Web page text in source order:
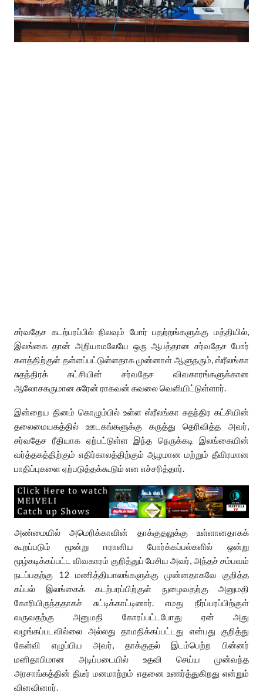
​சர்வதேச கடற்பரப்பில் நிலவும் போர் பதற்றங்களுக்கு மத்தியில்,
இலங்கை தான் அறியாமலேயே ஒரு ஆபத்தான சர்வதேச போர்
களத்திற்குள் தள்ளப்பட்டுள்ளதாக முன்னாள் ஆளுநரும், ஸ்ரீலங்கா
சுதந்திரக் கட்சியின் சர்வதேச விவகாரங்களுக்கான
ஆலோசகருமான சுரேன் ராகவன் கவலை வெளியிட்டுள்ளார்.
இன்றைய தினம் கொழும்பில் உள்ள ஸ்ரீலங்கா சுதந்திர கட்சியின்
தலைமையகத்தில் ஊடகங்களுக்கு கருத்து தெரிவித்த அவர்,
சர்வதேச ரீதியாக ஏற்பட்டுள்ள இந்த நெருக்கடி இலங்கையின்
வர்த்தகத்திற்கும் எதிர்காலத்திற்கும் ஆழமான மற்றும் தீவிரமான
பாதிப்புகளை ஏற்படுத்தக்கூடும் என எச்சரித்தார்.
​அண்மையில் அமெரிக்காவின் தாக்குதலுக்கு உள்ளானதாகக்
கூறப்படும் மூன்று ஈரானிய போர்க்கப்பல்களில் ஒன்று
மூழ்கடிக்கப்பட்ட விவகாரம் குறித்துப் பேசிய அவர், அந்தச் சம்பவம்
நடப்பதற்கு 12 மணித்தியாலங்களுக்கு முன்னதாகவே குறித்த
கப்பல் இலங்கைக் கடற்பரப்பிற்குள் நுழைவதற்கு அனுமதி
கோரியிருந்ததாகச் சுட்டிக்காட்டினார். எமது நீர்ப்பரப்பிற்குள்
வருவதற்கு அனுமதி கோரப்பட்டபோது ஏன் அது
வழங்கப்படவில்லை அல்லது தாமதிக்கப்பட்டது என்பது குறித்து
கேள்வி எழுப்பிய அவர், தாக்குதல் இடம்பெற்ற பின்னர்
மனிதாபிமான அடிப்படையில் உதவி செய்ய முன்வந்த
அரசாங்கத்தின் திடீர் மனமாற்றம் எதனை உணர்த்துகிறது என்றும்
வினவினார்.